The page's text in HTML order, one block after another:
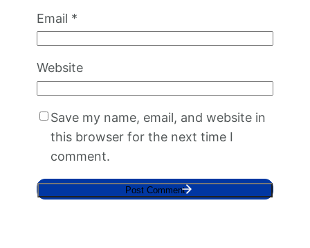
Email *
Website
Save my name, email, and website in
this browser for the next time I
comment.